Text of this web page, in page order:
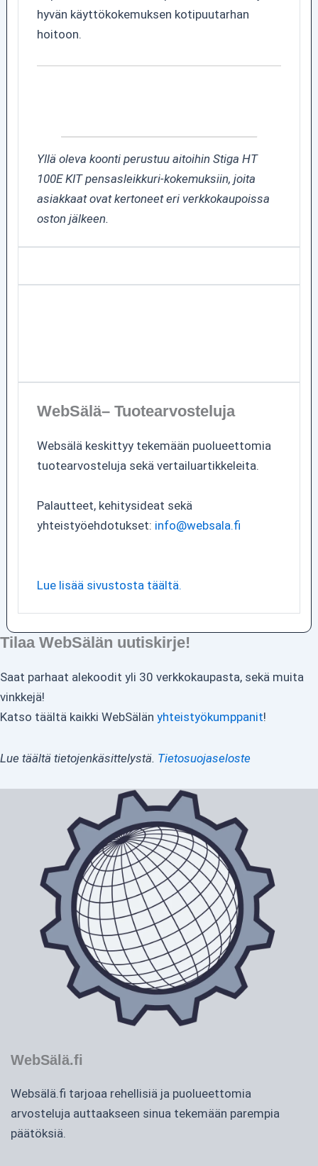
hyvän käyttökokemuksen kotipuutarhan
hoitoon.
Yllä oleva koonti perustuu aitoihin Stiga HT
100E KIT pensasleikkuri-kokemuksiin, joita
asiakkaat ovat kertoneet eri verkkokaupoissa
oston jälkeen.
WebSälä– Tuotearvosteluja
Websälä keskittyy tekemään puolueettomia
tuotearvosteluja sekä vertailuartikkeleita.
Palautteet, kehitysideat sekä
yhteistyöehdotukset: info@websala.fi
Lue lisää sivustosta täältä.
Tilaa WebSälän uutiskirje!
Saat parhaat alekoodit yli 30 verkkokaupasta, sekä muita
vinkkejä!
Katso täältä kaikki WebSälän yhteistyökumppanit!
Lue täältä tietojenkäsittelystä. Tietosuojaseloste
WebSälä.fi
Websälä.fi tarjoaa rehellisiä ja puolueettomia
arvosteluja auttaakseen sinua tekemään parempia
päätöksiä.